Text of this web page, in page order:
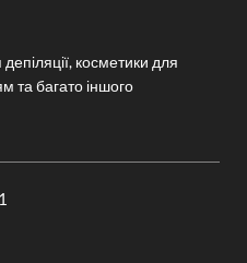
косметики для
та багато іншого